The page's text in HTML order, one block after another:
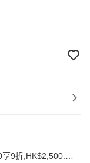
9折;HK$2,500.00